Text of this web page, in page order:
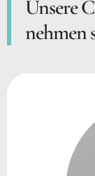
Unsere
nehmen